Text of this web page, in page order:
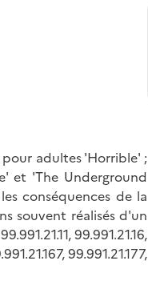
adultes 'Horrible' ;
et 'The Underground
conséquences de la
souvent réalisés d'un
99.991.21.16,
99.991.21.177,